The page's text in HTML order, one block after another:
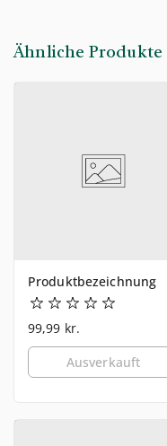
Ähnliche Produkte
Produktbezeichnung
99,99 kr.
Ausverkauft